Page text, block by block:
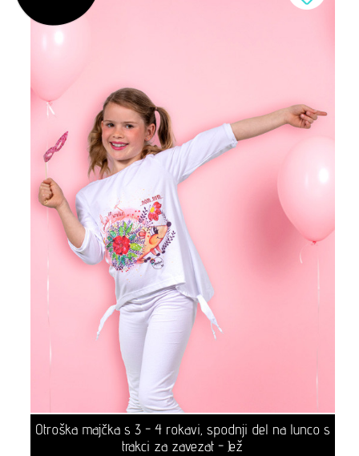
Otroška majčka s 3 - 4 rokavi, spodnji del na lunco s
trakci za zavezat - Jež